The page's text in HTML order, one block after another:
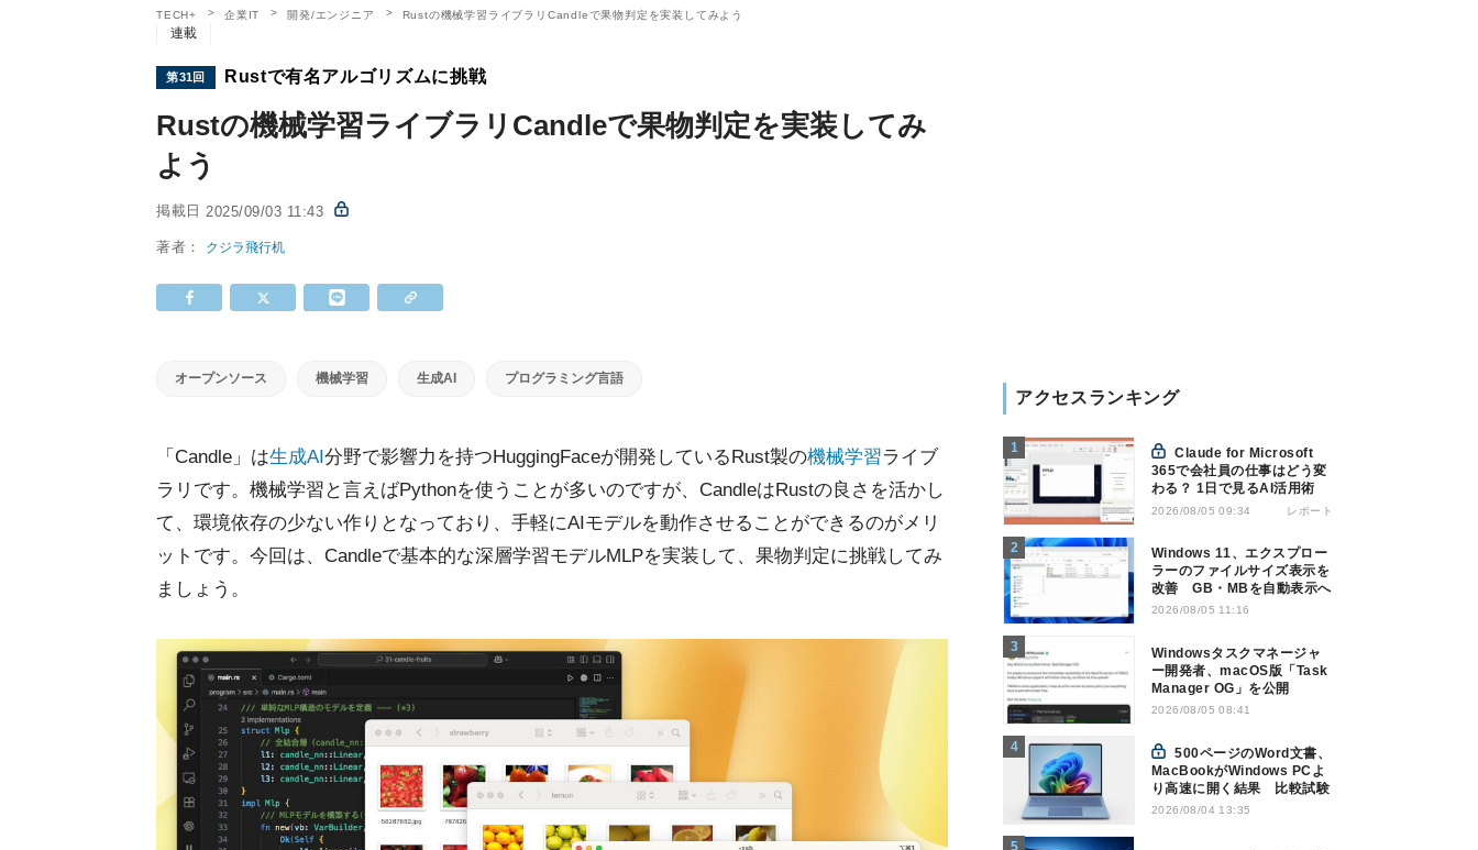
TECH+ 企業IT 開発/エンジニア Rustの機械学習ライブラリCandleで果物判定を実装してみよう
連載
第31回 Rustで有名アルゴリズムに挑戦
Rustの機械学習ライブラリCandleで果物判定を実装してみ
よう
掲載日 2025/09/03 11:43
著者： クジラ飛行机
オープンソース 機械学習 生成AI プログラミング言語
「Candle」は生成AI分野で影響力を持つHuggingFaceが開発しているRust製の機械学習ライブ
ラリです。機械学習と言えばPythonを使うことが多いのですが、CandleはRustの良さを活かし
て、環境依存の少ない作りとなっており、手軽にAIモデルを動作させることができるのがメリ
ットです。今回は、Candleで基本的な深層学習モデルMLPを実装して、果物判定に挑戦してみ
ましょう。
アクセスランキング
Claude for Microsoft
365で会社員の仕事はどう変
わる？ 1日で見るAI活用術
2026/08/05 09:34 レポート
Windows 11、エクスプロー
ラーのファイルサイズ表示を
改善 GB・MBを自動表示へ
2026/08/05 11:16
Windowsタスクマネージャ
ー開発者、macOS版「Task
Manager OG」を公開
2026/08/05 08:41
500ページのWord文書、
MacBookがWindows PCよ
り高速に開く結果 比較試験
2026/08/04 13:35